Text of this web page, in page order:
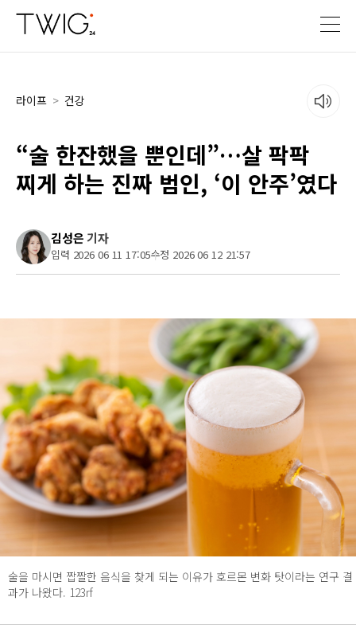
라이프 > 건강
“술 한잔했을 뿐인데”…살 팍팍
찌게 하는 진짜 범인, ‘이 안주’였다
김성은기자
입력 2026 06 11 17:05수정 2026 06 12 21:57
술을 마시면 짭짤한 음식을 찾게 되는 이유가 호르몬 변화 탓이라는 연구 결
과가 나왔다. 123rf